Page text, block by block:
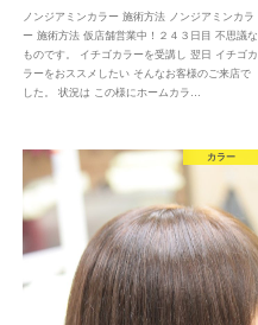
ノンジアミンカラー 施術方法 ノンジアミンカラ
ー 施術方法 仮店舗営業中！２４３日目 不思議な
ものです。 イチゴカラーを受講し 翌日 イチゴカ
ラーをおススメしたい そんなお客様のご来店で
した。 状況は この様にホームカラ…
カラー